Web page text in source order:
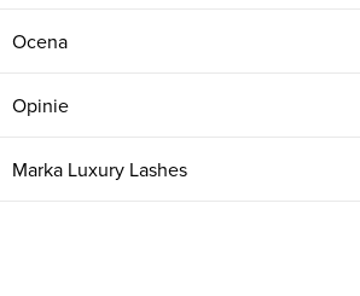
Ocena
Opinie
Marka Luxury Lashes